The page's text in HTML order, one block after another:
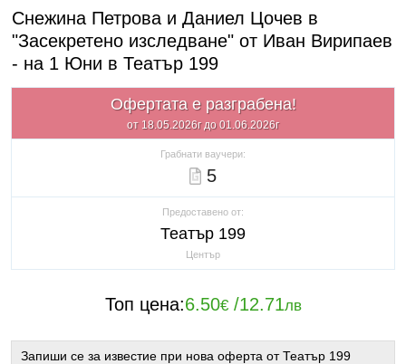
Снежина Петрова и Даниел Цочев в
"Засекретено изследване" от Иван Вирипаев
- на 1 Юни в Театър 199
Офертата е разграбена!
от 18.05.2026г до 01.06.2026г
Грабнати ваучери:
5
Предоставено от:
Театър 199
Център
Топ цена:6.50€/12.71лв
Запиши се за известие при нова оферта от Театър 199